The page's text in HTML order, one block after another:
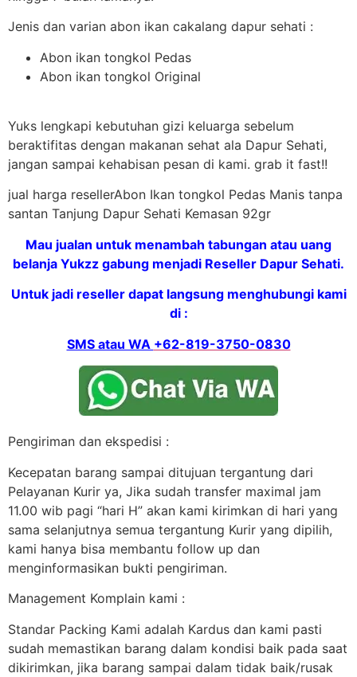
Jenis dan varian abon ikan cakalang dapur sehati :
Abon ikan tongkol Pedas
Abon ikan tongkol Original
Yuks lengkapi kebutuhan gizi keluarga sebelum
beraktifitas dengan makanan sehat ala Dapur Sehati,
jangan sampai kehabisan pesan di kami. grab it fast!!
jual harga resellerAbon Ikan tongkol Pedas Manis tanpa
santan Tanjung Dapur Sehati Kemasan 92gr
Mau jualan untuk menambah tabungan atau uang
belanja Yukzz gabung menjadi Reseller Dapur Sehati.
Untuk jadi reseller dapat langsung menghubungi kami
di :
SMS atau WA +62-819-3750-0830
Pengiriman dan ekspedisi :
Kecepatan barang sampai ditujuan tergantung dari
Pelayanan Kurir ya, Jika sudah transfer maximal jam
11.00 wib pagi “hari H” akan kami kirimkan di hari yang
sama selanjutnya semua tergantung Kurir yang dipilih,
kami hanya bisa membantu follow up dan
menginformasikan bukti pengiriman.
Management Komplain kami :
Standar Packing Kami adalah Kardus dan kami pasti
sudah memastikan barang dalam kondisi baik pada saat
dikirimkan, jika barang sampai dalam tidak baik/rusak